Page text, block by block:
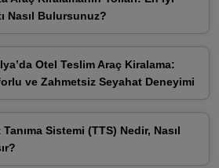
Nasıl Bulursunuz?
Otel Teslim Araç Kiralama:
ve Zahmetsiz Seyahat Deneyimi
Tanıma Sistemi (TTS) Nedir, Nasıl